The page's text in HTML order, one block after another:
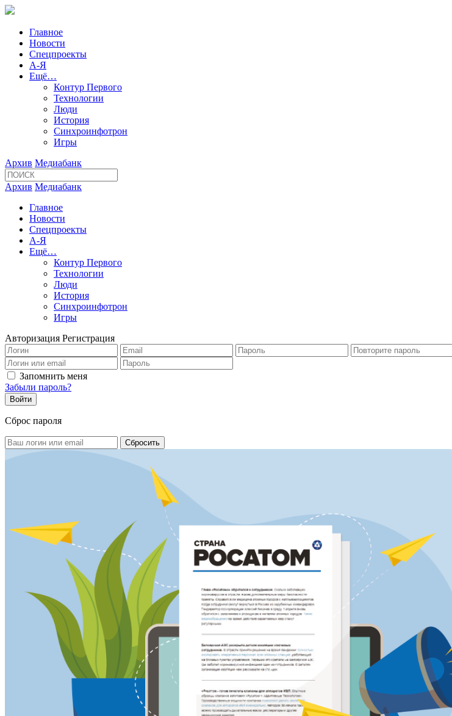
Главное
Новости
Спецпроекты
А-Я
Ещё…
Контур Первого
Технологии
Люди
История
Синхроинфотрон
Игры
Архив Медиабанк
Архив Медиабанк
Главное
Новости
Спецпроекты
А-Я
Ещё…
Контур Первого
Технологии
Люди
История
Синхроинфотрон
Игры
Авторизация Регистрация
Запомнить меня
Забыли пароль?
Сброс пароля